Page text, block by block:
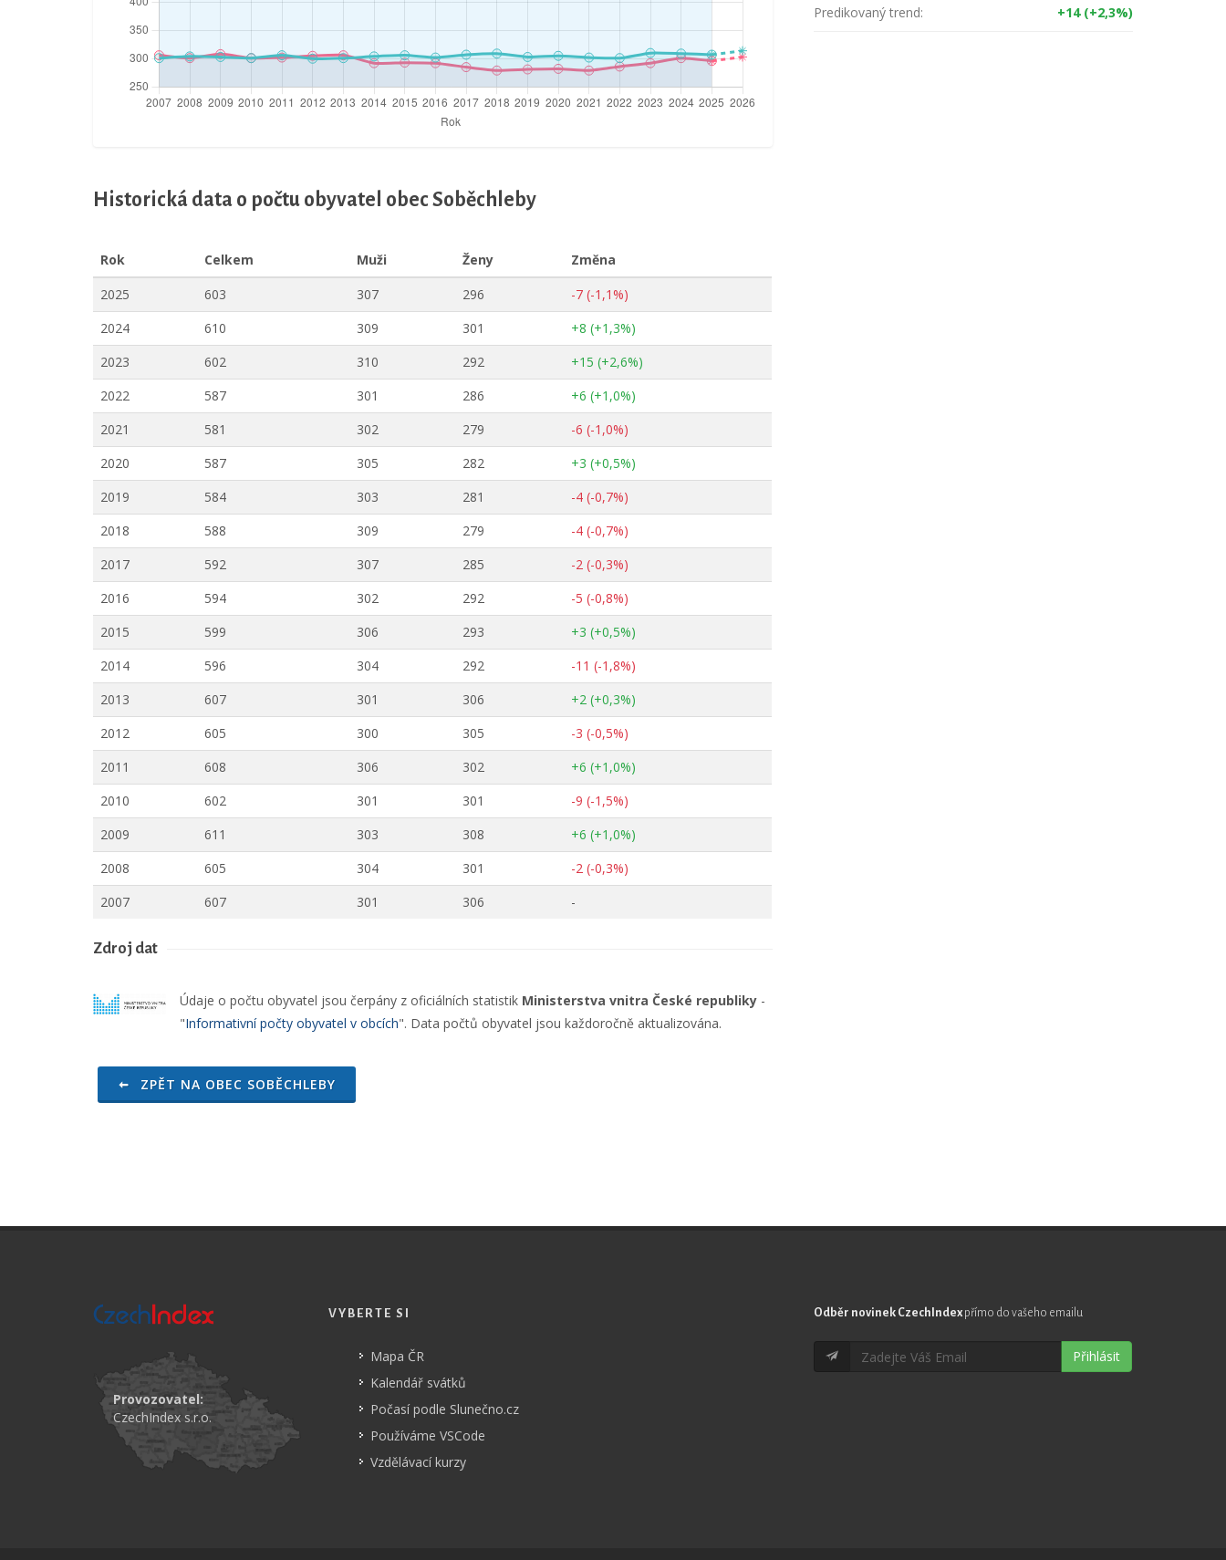
Historická data o počtu obyvatel obec Soběchleby
Rok Celkem Muži Ženy
Změna
2025
603 307 296
-7 (-1,1%)
2024
610 309 301
+8 (+1,3%)
2023
602 310 292
+15 (+2,6%)
2022
587 301 286
+6 (+1,0%)
2021
581 302 279
-6 (-1,0%)
2020
587 305 282
+3 (+0,5%)
2019
584 303 281
-4 (-0,7%)
2018
588 309 279
-4 (-0,7%)
2017
592 307 285
-2 (-0,3%)
2016
594 302 292
-5 (-0,8%)
2015
599 306 293
+3 (+0,5%)
2014
596 304 292
-11 (-1,8%)
2013
607 301 306
+2 (+0,3%)
2012
605 300 305
-3 (-0,5%)
2011
608 306 302
+6 (+1,0%)
2010
602 301 301
-9 (-1,5%)
2009
611 303 308
+6 (+1,0%)
2008
605 304 301
-2 (-0,3%)
2007
607 301 306 -
Zdroj dat
Údaje o počtu obyvatel jsou čerpány z oficiálních statistik Ministerstva vnitra České republiky -
"Informativní počty obyvatel v obcích". Data počtů obyvatel jsou každoročně aktualizována.
ZPĚT NA OBEC SOBĚCHLEBY
Predikovaný trend: +14 (+2,3%)
Provozovatel:
CzechIndex s.r.o.
VYBERTE SI
Mapa ČR
Kalendář svátků
Počasí podle Slunečno.cz
Používáme VSCode
Vzdělávací kurzy
Odběr novinek CzechIndex přímo do vašeho emailu
Přihlásit